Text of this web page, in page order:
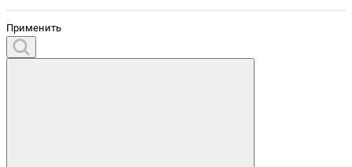
Применить